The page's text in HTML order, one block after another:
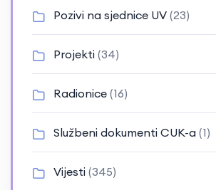
Pozivi na sjednice UV (23)
Projekti (34)
Radionice (16)
Službeni dokumenti CUK-a (1)
Vijesti (345)